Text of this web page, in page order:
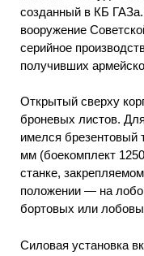
созданный в КБ
вооружение
серийное
получивших
Открытый сверху
броневых листов.
имелся
мм (боекомплект
станке,
положении — на
бортовых или
Силовая установка